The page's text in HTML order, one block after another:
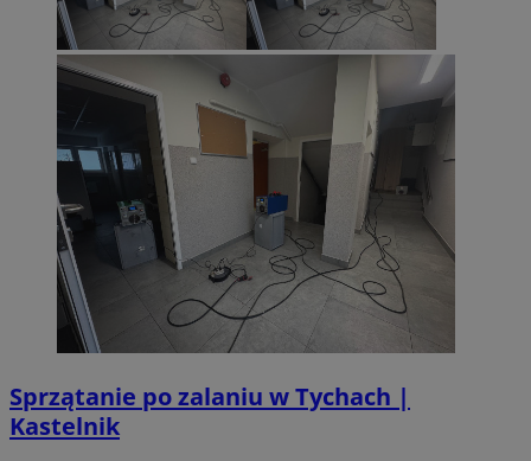
Sprzątanie po zalaniu w Tychach |
Kastelnik